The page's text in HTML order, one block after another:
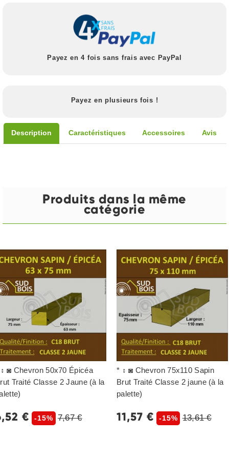
Payez en 4 fois sans frais avec PayPal
Payez en plusieurs fois !
Description Caractéristiques Accessoires Avis
Produits dans la même
catégorie
◙ Chevron 50x70 Épicéa
Traité Classe 2 Jaune (à la
€ -15% 7,67 €
* ↕ ◙ Chevron 75x110 Sapin
Brut Traité Classe 2 jaune (à la
palette)
11,57 € -15% 13,61 €